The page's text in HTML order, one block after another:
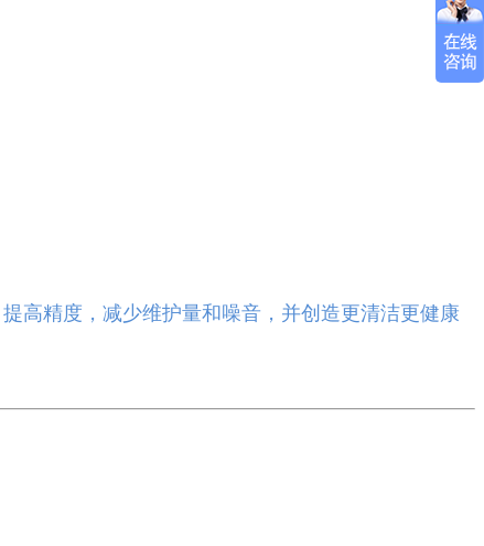
高精度，减少维护量和噪音，并创造更清洁更健康